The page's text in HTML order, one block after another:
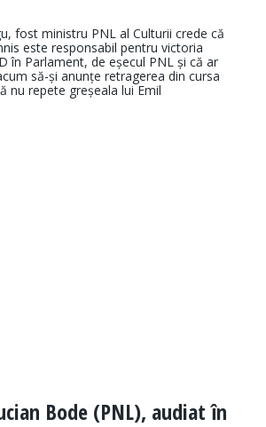
fost ministru PNL al Culturii crede că
este responsabil pentru victoria
în Parlament, de eșecul PNL și că ar
să-și anunțe retragerea din cursa
nu repete greșeala lui Emil
Bode (PNL), audiat în